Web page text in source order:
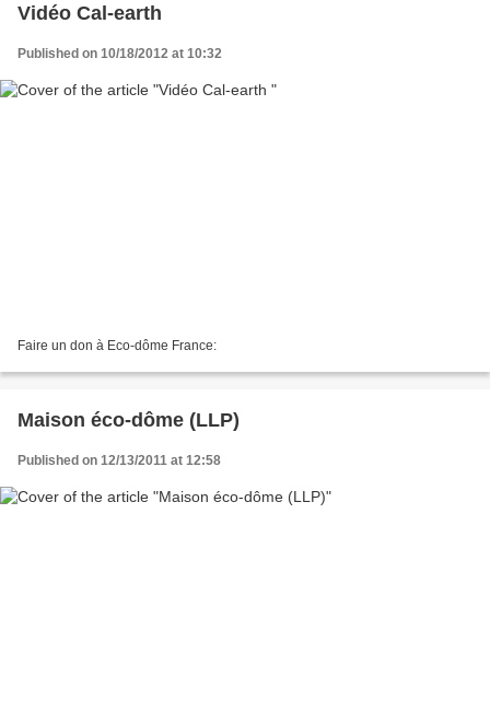
Vidéo Cal-earth
Published on 10/18/2012 at 10:32
Faire un don à Eco-dôme France:
Maison éco-dôme (LLP)
Published on 12/13/2011 at 12:58